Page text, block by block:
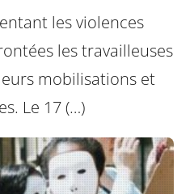
les violences
les travailleuses
mobilisations et
Le 17 (…)